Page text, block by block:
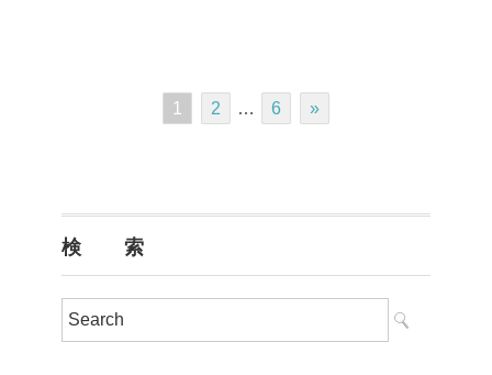
1 2 … 6 »
検 索